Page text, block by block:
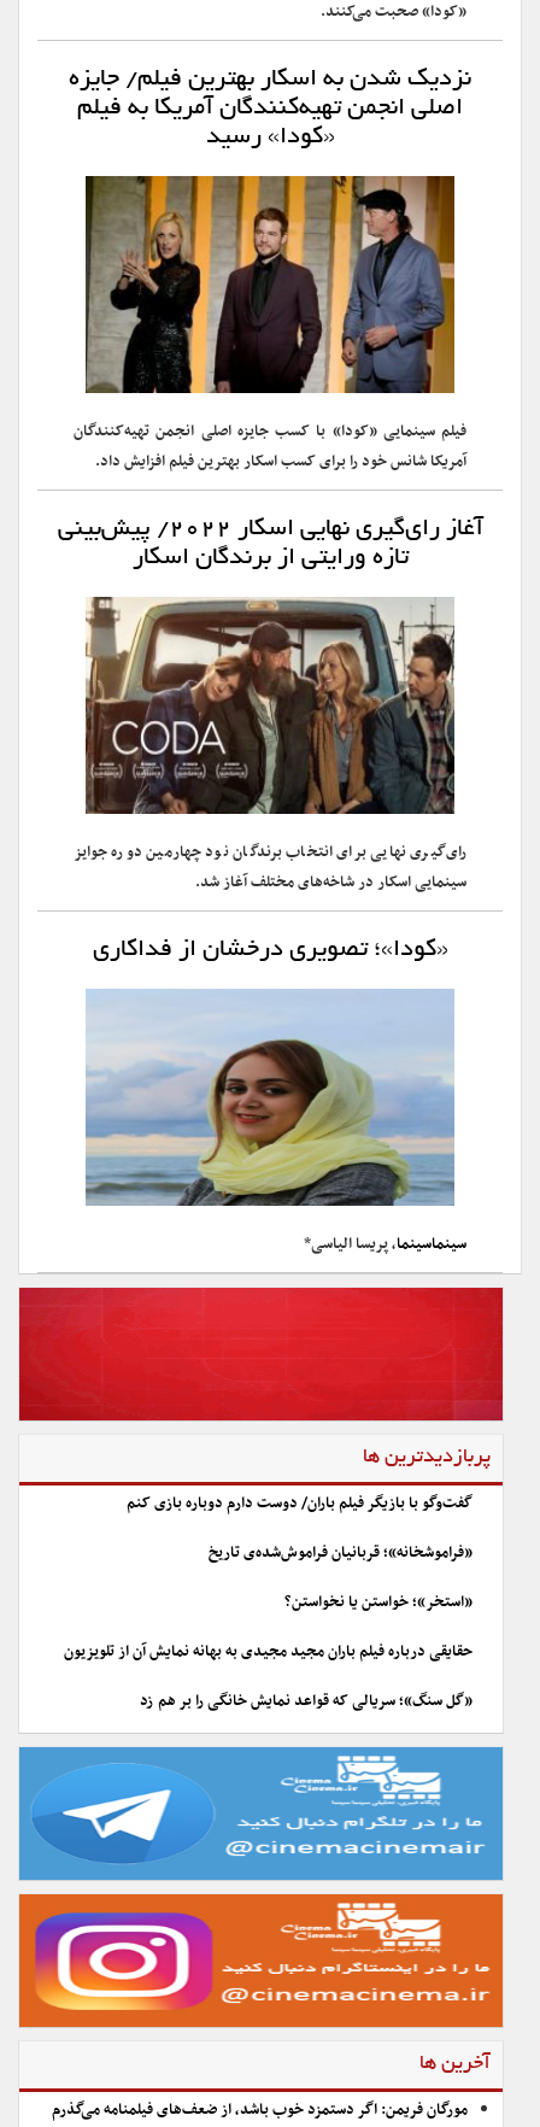
«کودا» صحبت می‌کنند.
نزدیک شدن به اسکار بهترین فیلم/ جایزه
اصلی انجمن تهیه‌کنندگان آمریکا به فیلم
«کودا» رسید
فیلم سینمایی «کودا» با کسب جایزه اصلی انجمن تهیه‌کنندگان
آمریکا شانس خود را برای کسب اسکار بهترین فیلم افزایش داد.
آغاز رای‌گیری نهایی اسکار ۲۰۲۲/ پیش‌بینی‌
تازه ورایتی از برندگان اسکار
رای‌گیری نهایی برای انتخاب برندگان نود چهارمین دوره جوایز
سینمایی اسکار در شاخه‌های مختلف آغاز شد.
«کودا»؛ تصویری درخشان از فداکاری
سینماسینما، پریسا الیاسی*
پربازدیدترین ها
گفت‌وگو با بازیگر فیلم باران/ دوست دارم دوباره بازی کنم
«فراموشخانه»؛ قربانیان فراموش‌شده‌ی تاریخ
«استخر»؛ خواستن یا نخواستن؟
حقایقی درباره فیلم باران مجید مجیدی به بهانه نمایش آن از تلویزیون
«گل سنگ»؛ سریالی که قواعد نمایش خانگی را بر هم زد
آخرین ها
مورگان فریمن: اگر دستمزد خوب باشد، از ضعف‌های فیلمنامه می‌گذرم